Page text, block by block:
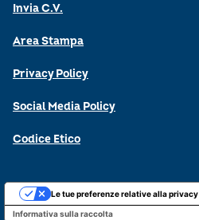
Invia C.V.
Area Stampa
Privacy Policy
Social Media Policy
Codice Etico
Informativa sulla raccolta
Le tue preferenze relative alla privacy